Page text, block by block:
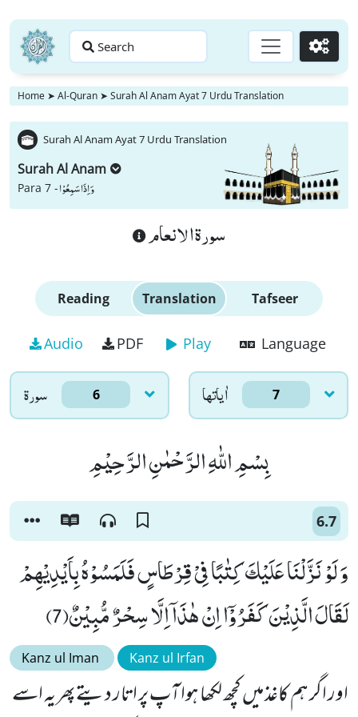
Search Go
Home ➤ Al-Quran ➤ Surah Al Anam Ayat 7 Urdu Translation
Surah Al Anam Ayat 7 Urdu Translation
Surah Al Anam
Para 7 -وَ اِذَا سَمِعُوْا
سورة الانعام
Reading Translation Tafseer
Audio PDF Play Language
سورۃ 6 اٰياتها 7
بِسْمِ اللّٰهِ الرَّحْمٰنِ الرَّحِیْمِ
6.7
وَ لَوْ نَزَّلْنَا عَلَیْكَ كِتٰبًا فِیْ قِرْطَاسٍ فَلَمَسُوْهُ بِاَیْدِیْهِمْ
لَقَالَ الَّذِیْنَ كَفَرُوْۤا اِنْ هٰذَاۤ اِلَّا سِحْرٌ مُّبِیْنٌ(7)
Kanz ul Iman Kanz ul Irfan
اور اگر ہم کاغذ میں کچھ لکھا ہوا آپ پر اتار دیتے پھر یہ اسے